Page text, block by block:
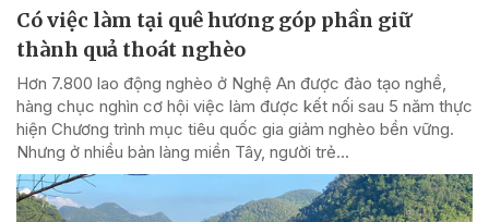
Có việc làm tại quê hương góp phần giữ
thành quả thoát nghèo
Hơn 7.800 lao động nghèo ở Nghệ An được đào tạo nghề,
hàng chục nghìn cơ hội việc làm được kết nối sau 5 năm thực
hiện Chương trình mục tiêu quốc gia giảm nghèo bền vững.
Nhưng ở nhiều bản làng miền Tây, người trẻ...